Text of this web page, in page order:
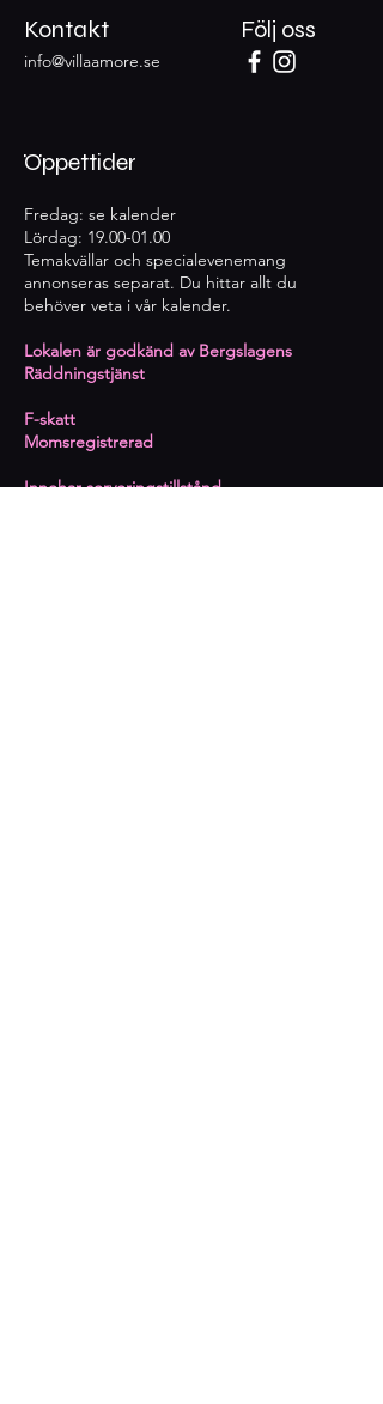
Kontakt
info@villaamore.se
Följ oss
Öppettider
Fredag: se kalender
Lördag: 19.00-01.00
Temakvällar och specialevenemang
annonseras separat. Du hittar allt du
behöver veta i vår kalender.
Lokalen är godkänd av Bergslagens
Räddningstjänst
​F-skatt
Momsregistrerad
Innehar serveringstillstånd